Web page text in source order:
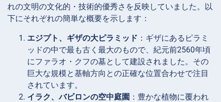
れの文明の文化的・技術的優秀さを反映していました。以
下にそれぞれの簡単な概要を示します：
エジプト、ギザの大ピラミッド ：ギザにあるピラミ
ッドの中で最も古く最大のもので、紀元前2560年頃
にファラオ・クフの墓として建設されました。その
巨大な規模と基軸方向との正確な位置合わせで注目
されています。
イラク、バビロンの空中庭園 ：豊かな植物に覆われ